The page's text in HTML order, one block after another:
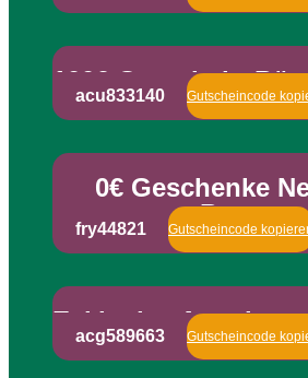
100€ Gutschein-
acu833140 Gutscheincode
0€ Geschenke
fry44821 Gutscheincode
Exklusive Angebote
acg589663 Gutscheincode